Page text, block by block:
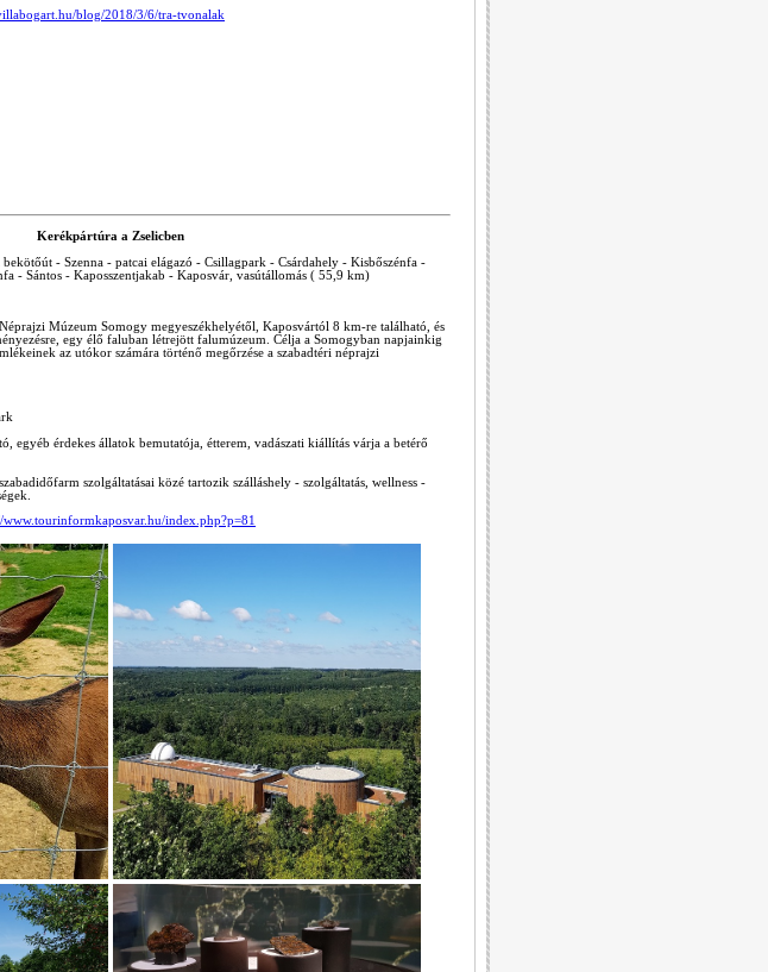
blog/2018/3/6/tra-tvonalak
Kerékpártúra a Zselicben
- Szenna - patcai elágazó - Csillagpark - Csárdahely - Kisbőszénfa -
- Sántos - Kaposszentjakab - Kaposvár, vasútállomás ( 55,9 km)
Múzeum Somogy megyeszékhelyétől, Kaposvártól 8 km-re található, és
egy élő faluban létrejött falumúzeum. Célja a Somogyban napjainkig
az utókor számára történő megőrzése a szabadtéri néprajzi
egyéb érdekes állatok bemutatója, étterem, vadászati kiállítás várja a betérő
szolgáltatásai közé tartozik szálláshely - szolgáltatás, wellness -
www.tourinformkaposvar.hu/index.php?p=81